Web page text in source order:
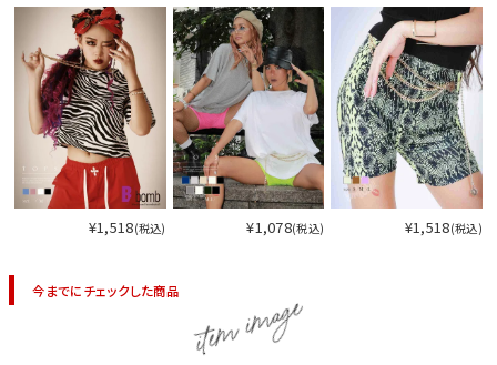
¥1,518(税込) ¥1,078(税込) ¥1,518(税込)
今までにチェックした商品 item image